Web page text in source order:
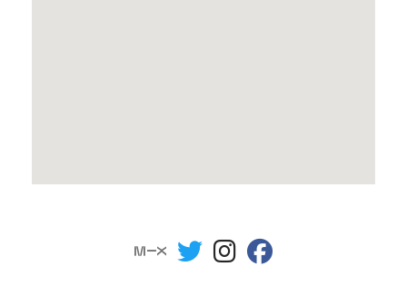
fab fa-mixcloud
fab fa-twitterfab fa-instagram